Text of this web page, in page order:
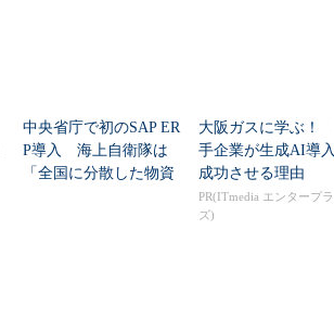
中央省庁で初のSAP ER
P導入 海上自衛隊は
「全国に分散した物資
大阪ガスに学ぶ！
手企業が生成AI導
成功させる理由
PR(ITmedia エンタープ
ズ)